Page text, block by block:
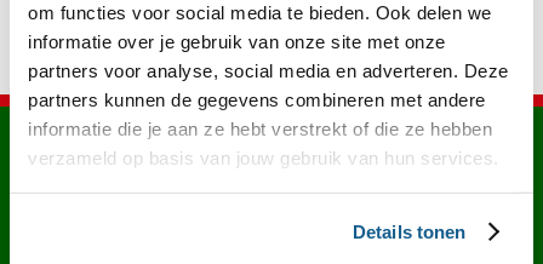
om functies voor social media te bieden. Ook delen we
informatie over je gebruik van onze site met onze
partners voor analyse, social media en adverteren. Deze
partners kunnen de gegevens combineren met andere
informatie die je aan ze hebt verstrekt of die ze hebben
verzameld op basis van jouw gebruik van hun services.
Details tonen
Contact English Privacy
Cookies
Toegankelijkheid
Desktop site